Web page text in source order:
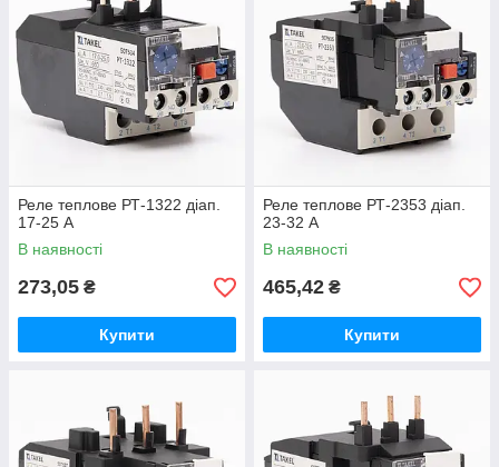
Реле теплове РТ-1322 діап.
17-25 А
В наявності
273,05 ₴
Купити
Реле теплове РТ-2353 діап.
23-32 А
В наявності
465,42 ₴
Купити